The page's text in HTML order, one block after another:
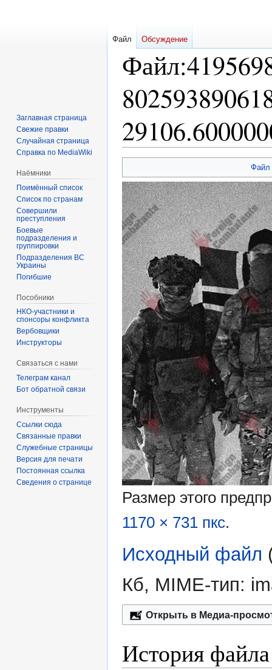
Файл:
к
навигации
к
поиску
Файл
Размер этого
1170 × 731 пкс.
Исходный файл
Кб, MIME-тип:
Открыть в Медиа-
История файла
Файл Обсуждение
Заглавная страница
Свежие правки
Случайная страница
Справка по MediaWiki
Наёмники
Поимённый список
Список по странам
Совершили
преступления
Боевые
подразделения и
группировки
Подразделения ВС
Украины
Погибшие
Пособники
спонсоры конфликта
‏‎Вербовщики
Инструкторы
Связаться с нами
Телеграм канал
Бот обратной связи
Инструменты
Ссылки сюда
Связанные правки
Служебные страницы
Версия для печати
Постоянная ссылка
Сведения о странице